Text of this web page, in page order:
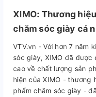
XIMO: Thương
chăm sóc giày cá
VTV.vn - Với hơn 7 năm
sóc giày, XIMO đã được
cao về chất lượng sản
hiện của XIMO - thương
phẩm chăm sóc giày -